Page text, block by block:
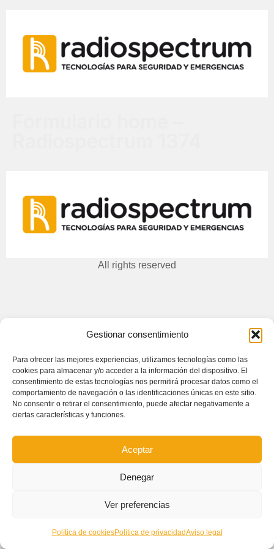
Gestionar consentimiento
Para ofrecer las mejores experiencias, utilizamos tecnologías como las
cookies para almacenar y/o acceder a la información del dispositivo. El
consentimiento de estas tecnologías nos permitirá procesar datos como el
comportamiento de navegación o las identificaciones únicas en este sitio.
No consentir o retirar el consentimiento, puede afectar negativamente a
ciertas características y funciones.
Aceptar
Denegar
Ver preferencias
Política de cookiesPolítica de privacidadAviso legal
All rights reserved